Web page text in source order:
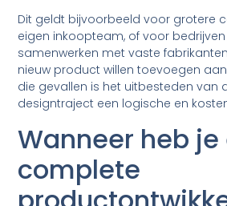
Dit geldt bijvoorbeeld voor grotere
eigen inkoopteam, of voor
samenwerken met vaste
nieuw product willen toevoegen
die gevallen is het uitbesteden van
designtraject een logische en
Wanneer heb je
complete